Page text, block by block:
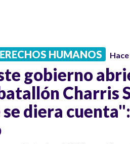
HUMANOS
gobierno
Charris
se diera